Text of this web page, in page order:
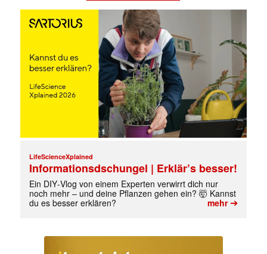
LifeScienceXplained
Informationsdschungel | Erklär’s besser!
Ein DIY‑Vlog von einem Experten verwirrt dich nur
noch mehr – und deine Pflanzen gehen ein? 🤯 Kannst
du es besser erklären?
mehr➔